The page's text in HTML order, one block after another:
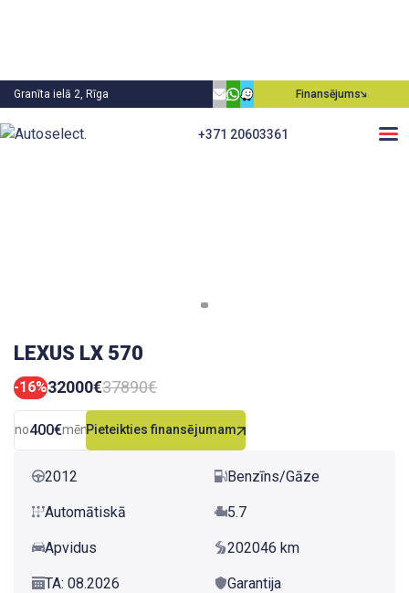
Granīta ielā 2, Rīga Finansējums
+371 20603361
LEXUS LX 570
-16%32000€37890€
no400€mēn.Pieteikties finansējumam
2012 Benzīns/Gāze
Automātiskā 5.7
Apvidus 202046 km
TA: 08.2026 Garantija